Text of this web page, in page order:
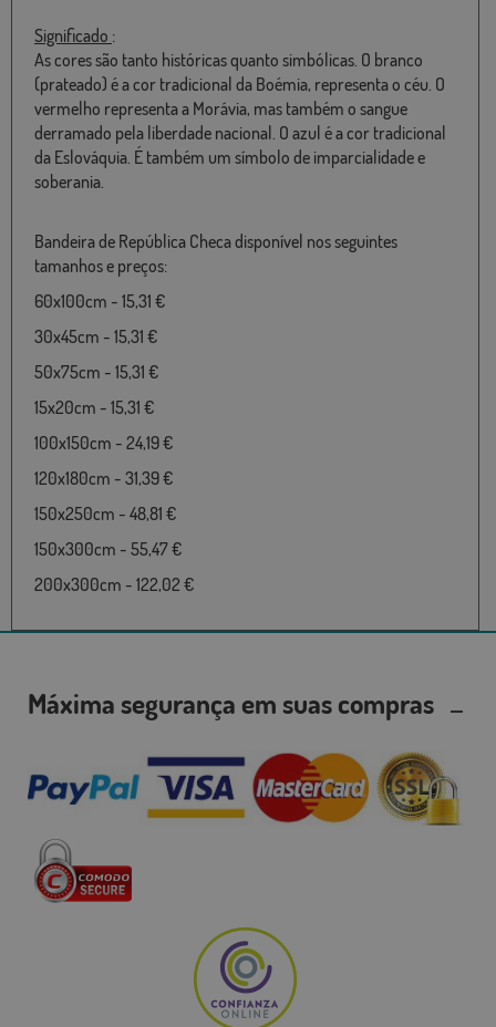
Significado :
As cores são tanto históricas quanto simbólicas. O branco
(prateado) é a cor tradicional da Boémia, representa o céu. O
vermelho representa a Morávia, mas também o sangue
derramado pela liberdade nacional. O azul é a cor tradicional
da Eslováquia. É também um símbolo de imparcialidade e
soberania.
Bandeira de República Checa disponível nos seguintes
tamanhos e preços:
60x100cm - 15,31 €
30x45cm - 15,31 €
50x75cm - 15,31 €
15x20cm - 15,31 €
100x150cm - 24,19 €
120x180cm - 31,39 €
150x250cm - 48,81 €
150x300cm - 55,47 €
200x300cm - 122,02 €
Máxima segurança em suas compras